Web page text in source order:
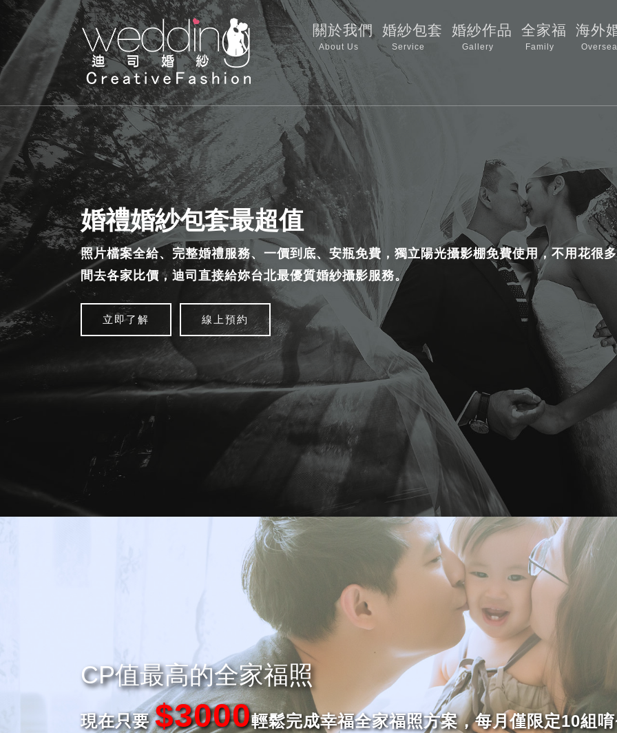
關於我們
About Us
婚紗包套
Service
婚紗作品
Gallery
全家福
Family
海外
婚禮婚紗包套最超值
照片檔案全給、完整婚禮服務、一價到底、安瓶免費，獨立陽光攝影棚免費使用，不用花很
間去各家比價，迪司直接給妳台北最優質婚紗攝影服務。
立即了解 線上預約
CP值最高的全家福照
現在只要$3000輕鬆完成幸福全家福照方案，每月僅限定10組